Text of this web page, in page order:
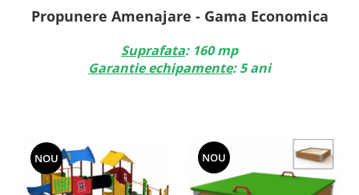
Propunere Amenajare - Gama Economica
Suprafata: 160 mp
Garantie echipamente: 5 ani
NOU NOU